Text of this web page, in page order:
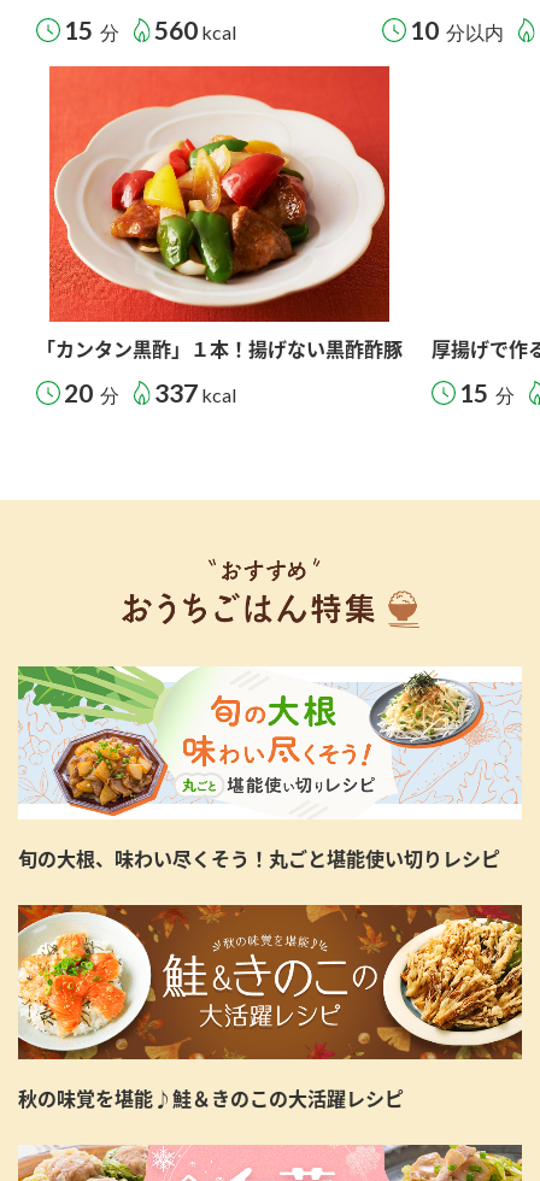
15 分 560 kcal 10 分以内
「カンタン黒酢」１本！揚げない黒酢酢豚
20 分 337 kcal
厚揚げで作
15 分
旬の大根、味わい尽くそう！丸ごと堪能使い切りレシピ
秋の味覚を堪能♪鮭＆きのこの大活躍レシピ